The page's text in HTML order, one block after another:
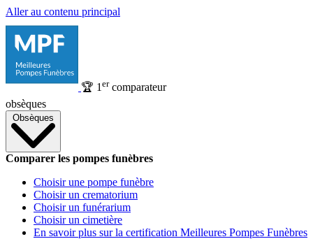
Aller au contenu principal
🏆 1 ercomparateur
obsèques
Obsèques
Comparer les pompes funèbres
Choisir une pompe funèbre
Choisir un crematorium
Choisir un funérarium
Choisir un cimetière
En savoir plus sur la certification Meilleures Pompes Funèbres